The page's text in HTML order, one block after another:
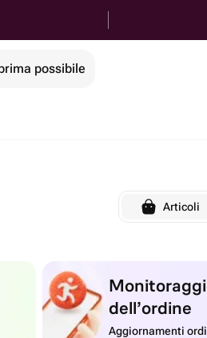
possibile
Articoli
dell’ordine
Aggiornamenti